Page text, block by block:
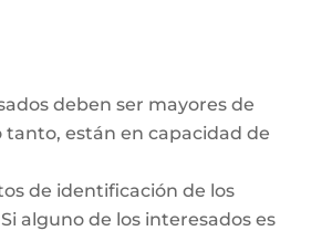
deben ser mayores de
tanto, están en capacidad de
de identificación de los
alguno de los interesados es